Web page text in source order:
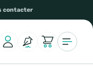
contacter